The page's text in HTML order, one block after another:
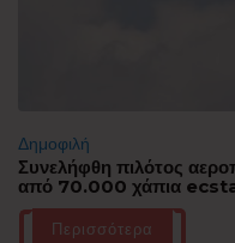
Δημοφιλή
Συνελήφθη πιλότος
από 70.000 χάπια
Περισσότερα